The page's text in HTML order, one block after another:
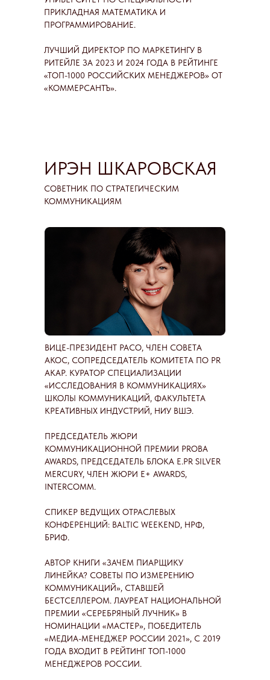
ПРИКЛАДНАЯ МАТЕМАТИКА И
ПРОГРАММИРОВАНИЕ.
ЛУЧШИЙ ДИРЕКТОР ПО МАРКЕТИНГУ В
РИТЕЙЛЕ ЗА 2023 И 2024 ГОДА В РЕЙТИНГЕ
«ТОП-1000 РОССИЙСКИХ МЕНЕДЖЕРОВ» ОТ
«КОММЕРСАНТЪ».
ВИЦЕ-ПРЕЗИДЕНТ РАСО, ЧЛЕН СОВЕТА
АКОС, СОПРЕДСЕДАТЕЛЬ КОМИТЕТА ПО PR
АКАР. КУРАТОР СПЕЦИАЛИЗАЦИИ
«ИССЛЕДОВАНИЯ В КОММУНИКАЦИЯХ»
ШКОЛЫ КОММУНИКАЦИЙ, ФАКУЛЬТЕТА
КРЕАТИВНЫХ ИНДУСТРИЙ, НИУ ВШЭ.
ПРЕДСЕДАТЕЛЬ ЖЮРИ
КОММУНИКАЦИОННОЙ ПРЕМИИ PROBA
AWARDS, ПРЕДСЕДАТЕЛЬ БЛОКА Е.PR SILVER
MERCURY, ЧЛЕН ЖЮРИ E+ AWARDS,
INTERCOMM.
СПИКЕР ВЕДУЩИХ ОТРАСЛЕВЫХ
КОНФЕРЕНЦИЙ: BALTIC WEEKEND, НРФ,
БРИФ.
АВТОР КНИГИ «ЗАЧЕМ ПИАРЩИКУ
ЛИНЕЙКА? СОВЕТЫ ПО ИЗМЕРЕНИЮ
КОММУНИКАЦИЙ», СТАВШЕЙ
БЕСТСЕЛЛЕРОМ. ЛАУРЕАТ НАЦИОНАЛЬНОЙ
ПРЕМИИ «СЕРЕБРЯНЫЙ ЛУЧНИК» В
НОМИНАЦИИ «МАСТЕР», ПОБЕДИТЕЛЬ
«МЕДИА-МЕНЕДЖЕР РОССИИ 2021», С 2019
ГОДА ВХОДИТ В РЕЙТИНГ ТОП-1000
МЕНЕДЖЕРОВ РОССИИ.
ИРЭН ШКАРОВСКАЯ
СОВЕТНИК ПО СТРАТЕГИЧЕСКИМ
КОММУНИКАЦИЯМ